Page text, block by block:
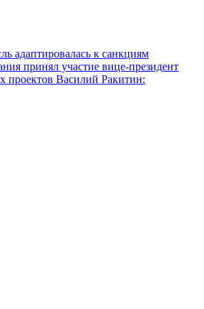
адаптировалась к санкциям
принял участие вице-президент
проектов Василий Ракитин: